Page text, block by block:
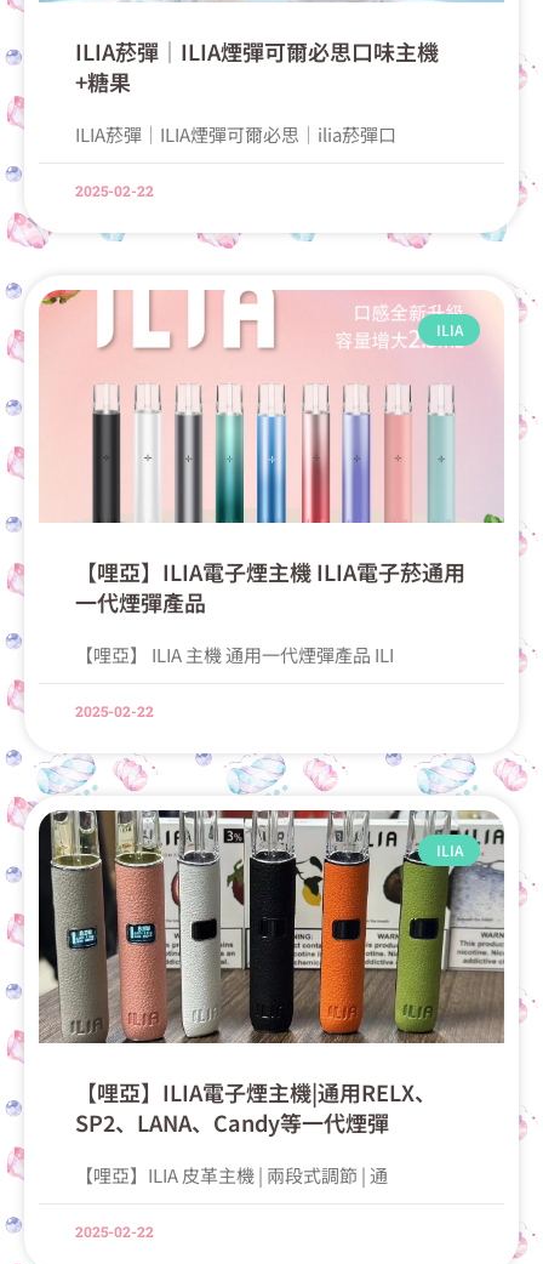
ILIA菸彈│ILIA煙彈可爾必思口味主機
+糖果
ILIA菸彈│ILIA煙彈可爾必思│ilia菸彈口
2025-02-22
ILIA
【哩亞】ILIA電子煙主機 ILIA電子菸通用
一代煙彈產品
【哩亞】 ILIA 主機 通用一代煙彈產品 ILI
2025-02-22
ILIA
【哩亞】ILIA電子煙主機|通用RELX、
SP2、LANA、Candy等一代煙彈
【哩亞】ILIA 皮革主機 | 兩段式調節 | 通
2025-02-22